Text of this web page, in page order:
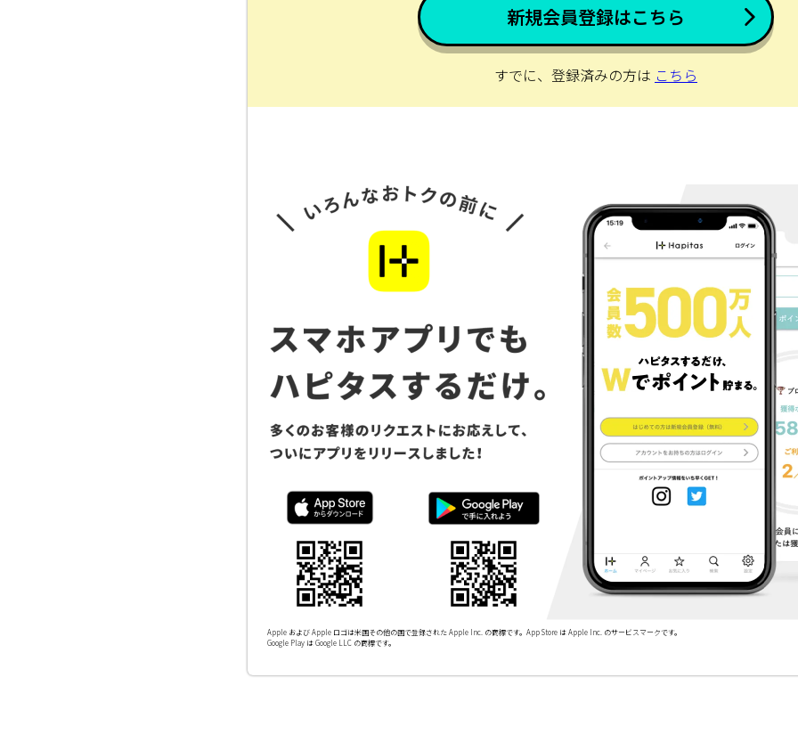
新規会員登録はこちら
すでに、登録済みの方は こちら
Apple および Apple ロゴは米国その他の国で登録された Apple Inc. の商標です。App Store は Apple Inc. のサービスマークです。
Google Play は Google LLC の商標です。